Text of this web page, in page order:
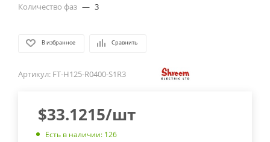
Количество фаз — 3
В избранное Сравнить
Артикул: FT-H125-R0400-S1R3
$33.1215/шт
Есть в наличии: 126